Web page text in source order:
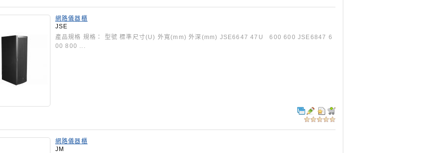
網路儀器櫃
JSE
產品規格 規格： 型號 標準尺寸(U) 外寬(mm) 外深(mm) JSE6647 47U 600 600 JSE6847 6
00 800 ...
網路儀器櫃
JM